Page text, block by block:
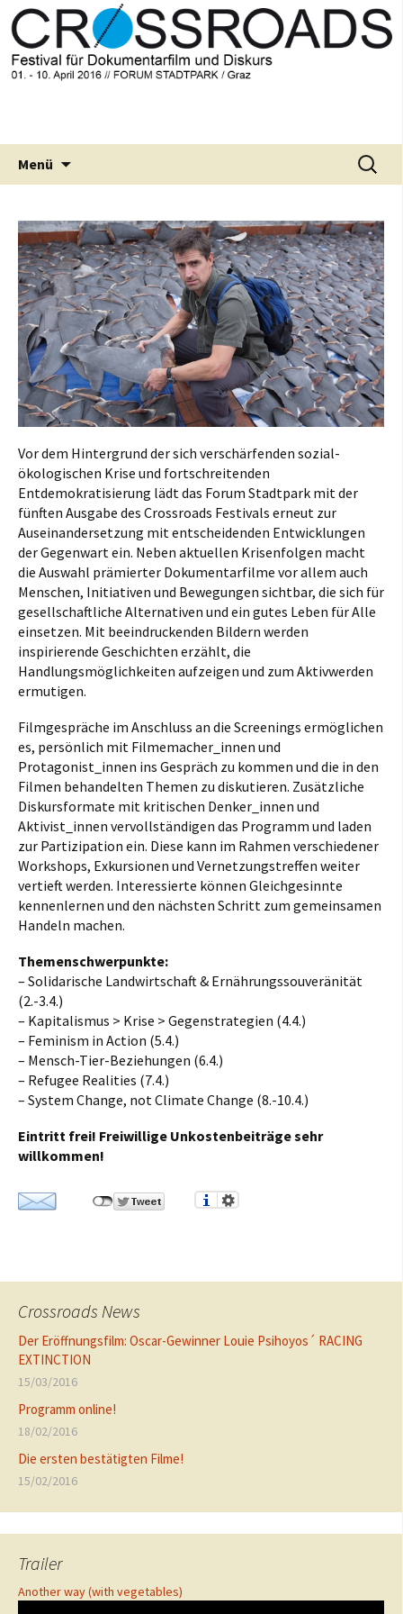
Crossroads Festival 2016
CROSSROADS Festival für Dokumentarfilm
und Diskurs
Menü
Suche
nach:
Vor dem Hintergrund der sich verschärfenden sozial-
ökologischen Krise und fortschreitenden
Entdemokratisierung lädt das Forum Stadtpark mit der
fünften Ausgabe des Crossroads Festivals erneut zur
Auseinandersetzung mit entscheidenden Entwicklungen
der Gegenwart ein. Neben aktuellen Krisenfolgen macht
die Auswahl prämierter Dokumentarfilme vor allem auch
Menschen, Initiativen und Bewegungen sichtbar, die sich für
gesellschaftliche Alternativen und ein gutes Leben für Alle
einsetzen. Mit beeindruckenden Bildern werden
inspirierende Geschichten erzählt, die
Handlungsmöglichkeiten aufzeigen und zum Aktivwerden
ermutigen.
Filmgespräche im Anschluss an die Screenings ermöglichen
es, persönlich mit Filmemacher_innen und
Protagonist_innen ins Gespräch zu kommen und die in den
Filmen behandelten Themen zu diskutieren. Zusätzliche
Diskursformate mit kritischen Denker_innen und
Aktivist_innen vervollständigen das Programm und laden
zur Partizipation ein. Diese kann im Rahmen verschiedener
Workshops, Exkursionen und Vernetzungstreffen weiter
vertieft werden. Interessierte können Gleichgesinnte
kennenlernen und den nächsten Schritt zum gemeinsamen
Handeln machen.
Themenschwerpunkte:
– Solidarische Landwirtschaft & Ernährungssouveränität
(2.-3.4.)
– Kapitalismus > Krise > Gegenstrategien (4.4.)
– Feminism in Action (5.4.)
– Mensch-Tier-Beziehungen (6.4.)
– Refugee Realities (7.4.)
– System Change, not Climate Change (8.-10.4.)
Eintritt frei! Freiwillige Unkostenbeiträge sehr
willkommen!
Crossroads News
Der Eröffnungsfilm: Oscar-Gewinner Louie Psihoyos´ RACING
EXTINCTION
15/03/2016
Programm online!
18/02/2016
Die ersten bestätigten Filme!
15/02/2016
Trailer
Another way (with vegetables)